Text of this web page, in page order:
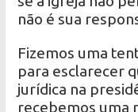
não é sua
Fizemos uma
para esclarecer
jurídica na
recebemos uma